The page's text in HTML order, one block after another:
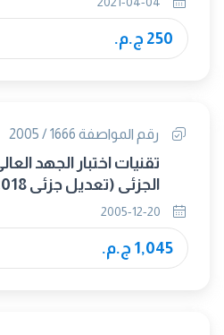
250 ج.م.
رقم المواصفة 1666 / 2005
تقنيات اختبار الجهد
الجزئى (تعديل جزئى 2018)
1,045 ج.م.